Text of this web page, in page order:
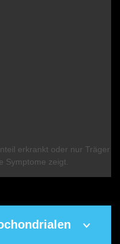
erkrankt oder nur Träger
Symptome zeigt.